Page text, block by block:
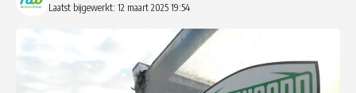
Laatst bijgewerkt: 12 maart 2025 19:54